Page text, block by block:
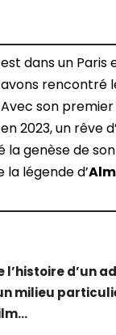
est dans un Paris
avons rencontré
Avec son
en 2023, un rêve
la genèse de
la légende d’
l’histoire d’un
milieu